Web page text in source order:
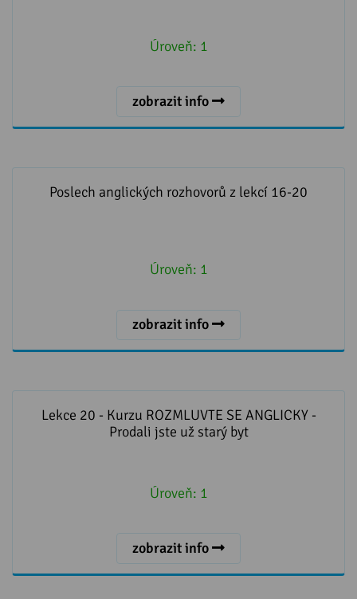
Úroveň: 1
zobrazit info
Poslech anglických rozhovorů z lekcí 16-20
Úroveň: 1
zobrazit info
jste už starý byt
Lekce 20 - Kurzu ROZMLUVTE SE ANGLICKY -
Prodali jste už starý byt
Úroveň: 1
zobrazit info